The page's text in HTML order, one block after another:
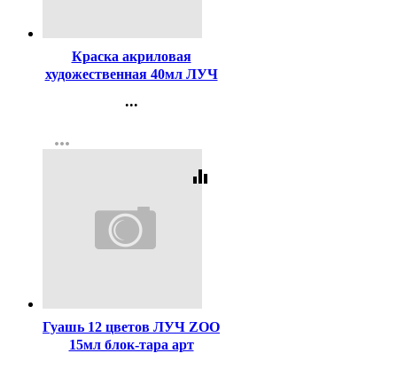
Краска акриловая
художественная 40мл ЛУЧ
...
Регистрация
more_horiz
equalizer
Гуашь 12 цветов ЛУЧ ZOO
15мл блок-тара арт